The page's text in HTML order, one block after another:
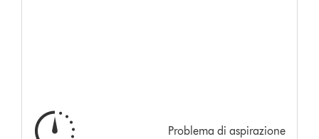
Problema di aspirazione